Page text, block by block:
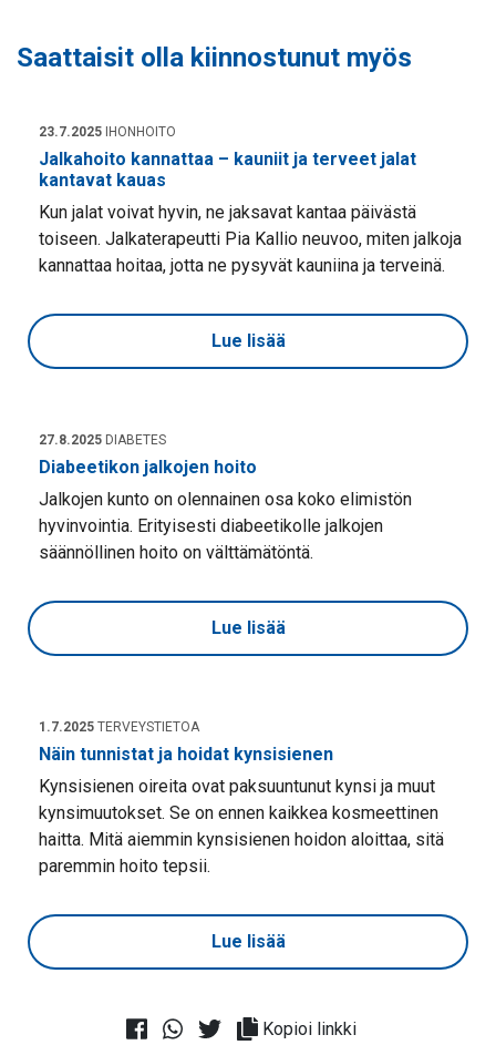
Saattaisit olla kiinnostunut myös
23.7.2025 IHONHOITO
Jalkahoito kannattaa – kauniit ja terveet jalat
kantavat kauas
Kun jalat voivat hyvin, ne jaksavat kantaa päivästä
toiseen. Jalkaterapeutti Pia Kallio neuvoo, miten jalkoja
kannattaa hoitaa, jotta ne pysyvät kauniina ja terveinä.
Lue lisää
27.8.2025 DIABETES
Diabeetikon jalkojen hoito
Jalkojen kunto on olennainen osa koko elimistön
hyvinvointia. Erityisesti diabeetikolle jalkojen
säännöllinen hoito on välttämätöntä.
Lue lisää
1.7.2025 TERVEYSTIETOA
Näin tunnistat ja hoidat kynsisienen
Kynsisienen oireita ovat paksuuntunut kynsi ja muut
kynsimuutokset. Se on ennen kaikkea kosmeettinen
haitta. Mitä aiemmin kynsisienen hoidon aloittaa, sitä
paremmin hoito tepsii.
Lue lisää
Kopioi linkki